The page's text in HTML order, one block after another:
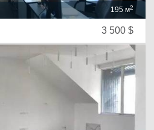
195 м2
3 500 $